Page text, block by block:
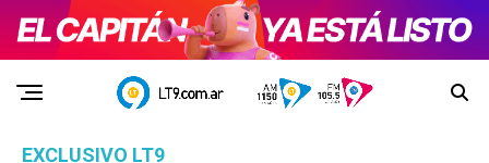
EXCLUSIVO LT9